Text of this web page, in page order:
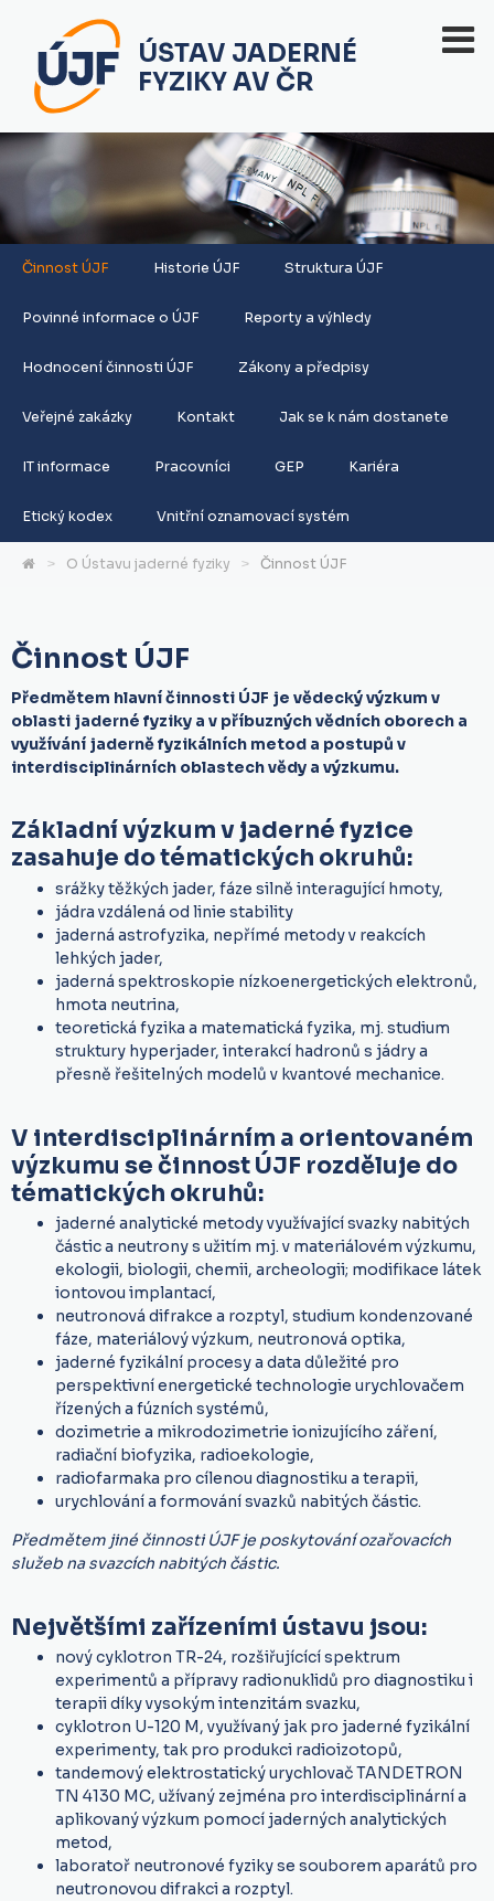
ÚSTAV JADERNÉ
FYZIKY AV ČR
Činnost ÚJF Historie ÚJF Struktura ÚJF
Povinné informace o ÚJF Reporty a výhledy
Hodnocení činnosti ÚJF Zákony a předpisy
Veřejné zakázky Kontakt Jak se k nám dostanete
IT informace Pracovníci GEP Kariéra
Etický kodex Vnitřní oznamovací systém
O Ústavu jaderné fyziky Činnost ÚJF
Činnost ÚJF
Předmětem hlavní činnosti ÚJF je vědecký výzkum v
oblasti jaderné fyziky a v příbuzných vědních oborech a
využívání jaderně fyzikálních metod a postupů v
interdisciplinárních oblastech vědy a výzkumu.
Základní výzkum v jaderné fyzice
zasahuje do tématických okruhů:
srážky těžkých jader, fáze silně interagující hmoty,
jádra vzdálená od linie stability
jaderná astrofyzika, nepřímé metody v reakcích
lehkých jader,
jaderná spektroskopie nízkoenergetických elektronů,
hmota neutrina,
teoretická fyzika a matematická fyzika, mj. studium
struktury hyperjader, interakcí hadronů s jádry a
přesně řešitelných modelů v kvantové mechanice.
V interdisciplinárním a orientovaném
výzkumu se činnost ÚJF rozděluje do
tématických okruhů:
jaderné analytické metody využívající svazky nabitých
částic a neutrony s užitím mj. v materiálovém výzkumu,
ekologii, biologii, chemii, archeologii; modifikace látek
iontovou implantací,
neutronová difrakce a rozptyl, studium kondenzované
fáze, materiálový výzkum, neutronová optika,
jaderné fyzikální procesy a data důležité pro
perspektivní energetické technologie urychlovačem
řízených a fúzních systémů,
dozimetrie a mikrodozimetrie ionizujícího záření,
radiační biofyzika, radioekologie,
radiofarmaka pro cílenou diagnostiku a terapii,
urychlování a formování svazků nabitých částic.
Předmětem jiné činnosti ÚJF je poskytování ozařovacích
služeb na svazcích nabitých částic.
Největšími zařízeními ústavu jsou:
nový cyklotron TR-24, rozšiřujícící spektrum
experimentů a přípravy radionuklidů pro diagnostiku i
terapii díky vysokým intenzitám svazku,
cyklotron U-120 M, využívaný jak pro jaderné fyzikální
experimenty, tak pro produkci radioizotopů,
tandemový elektrostatický urychlovač TANDETRON
TN 4130 MC, užívaný zejména pro interdisciplinární a
aplikovaný výzkum pomocí jaderných analytických
metod,
laboratoř neutronové fyziky se souborem aparátů pro
neutronovou difrakci a rozptyl.